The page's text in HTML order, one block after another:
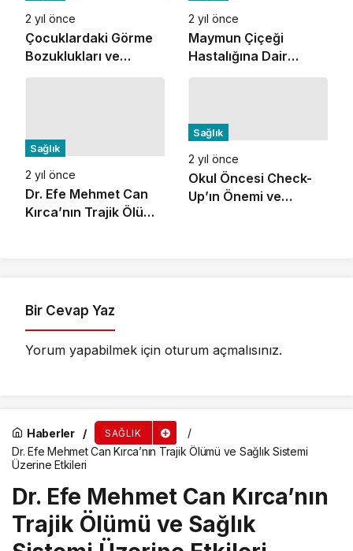
2 yıl önce
Çocuklardaki Görme
Bozuklukları ve
Psikolojik Etkileri
2 yıl önce
Maymun Çiçeği
Hastalığına Dair
Farkındalık Paneli
Sağlık
2 yıl önce
Dr. Efe Mehmet Can
Kırca’nın Trajik Ölümü
Sağlık
2 yıl önce
Okul Öncesi Check-
Up’ın Önemi ve
Bir Cevap Yaz
Yorum yapabilmek için oturum açmalısınız.
Haberler SAĞLIK
Dr. Efe Mehmet Can Kırca’nın Trajik Ölümü ve Sağlık Sistemi
Üzerine Etkileri
Dr. Efe Mehmet Can Kırca’nın
Trajik Ölümü ve Sağlık